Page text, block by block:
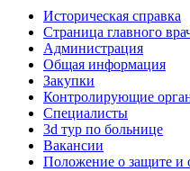
Историческая справка
Страница главного
Администрация
Общая информация
Закупки
Контролирующие
Специалисты
3d тур по больнице
Вакансии
Положение о защите и